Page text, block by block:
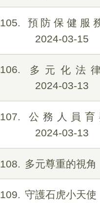
105
預防保健服
2024-03-15
106
多元化法
2024-03-13
107
公務人員
2024-03-13
108 多元尊重的視角
109 守護石虎小天使